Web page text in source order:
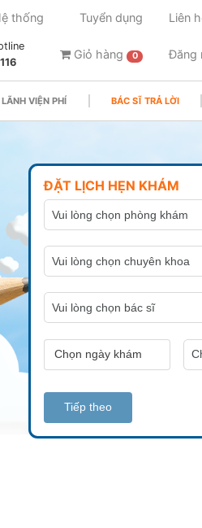
thống Tuyển dụng Liên
Giỏ hàng 0 Đăng
VIỆN PHÍ BÁC SĨ TRẢ LỜI
ĐẶT LỊCH HẸN KHÁM
Tiếp theo